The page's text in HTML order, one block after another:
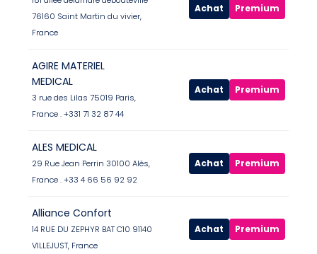
76160 Saint Martin du vivier,
France
Achat Premium
AGIRE MATERIEL
MEDICAL
3 rue des Lilas 75019 Paris,
France . +331 71 32 87 44
Achat Premium
ALES MEDICAL
29 Rue Jean Perrin 30100 Alès,
France . +33 4 66 56 92 92
Achat Premium
Alliance Confort
14 RUE DU ZEPHYR BAT C10 91140
VILLEJUST, France
Achat Premium